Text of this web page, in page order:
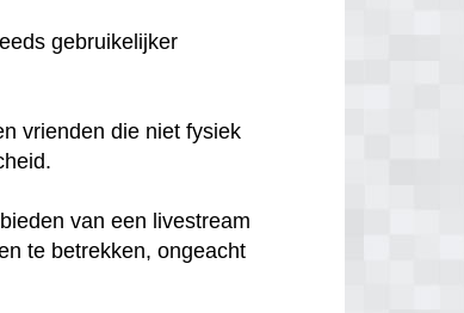
gebruikelijker
vrienden die niet fysiek
van een livestream
te betrekken, ongeacht